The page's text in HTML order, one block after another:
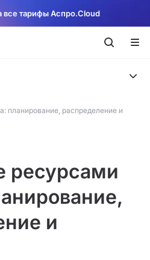
все тарифы Аспро.Cloud
планирование, распределение и
ресурсами
и